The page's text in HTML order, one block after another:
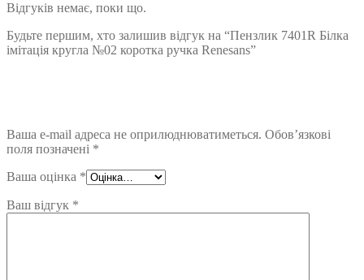
Відгуків немає, поки що.
Будьте першим, хто залишив відгук на “Пензлик 7401R Білка
імітація кругла №02 коротка ручка Renesans”
Ваша e-mail адреса не оприлюднюватиметься. Обов’язкові
поля позначені *
Ваша оцінка *
Ваш відгук *